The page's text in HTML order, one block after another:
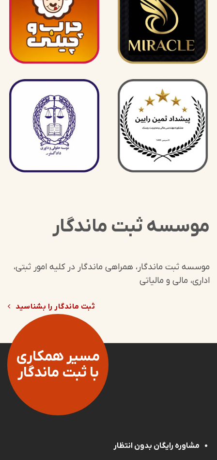
موسسه ثبت ماندگار
موسسه ثبت ماندگار، همراهی ماندگار در کلیه امور ثبتی،
اداری، مالی و مالیاتی
ثبت ماندگار را بشناسید
مسیر همکاری
با ثبت ماندگار
مشاوره رایگان بدون انتظار